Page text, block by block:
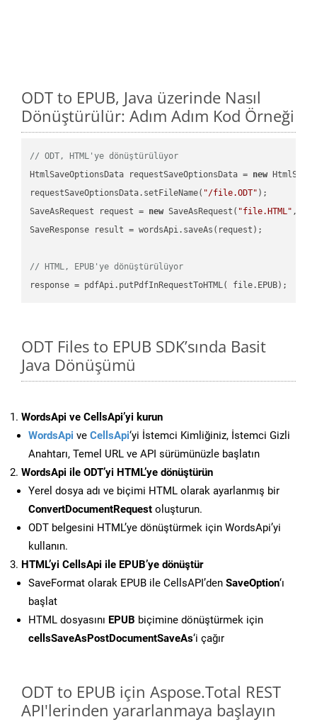
ODT to EPUB, Java üzerinde Nasıl
Dönüştürülür: Adım Adım Kod Örneği
// ODT, HTML'ye dönüştürülüyor
HtmlSaveOptionsData requestSaveOptionsData = new
requestSaveOptionsData.setFileName( "/file.ODT" );
SaveAsRequest request = new SaveAsRequest( "file.HTML"
SaveResponse result = wordsApi.saveAs(request);
// HTML, EPUB'ye dönüştürülüyor
ODT Files to EPUB SDK’sında Basit
Java Dönüşümü
WordsApi ve CellsApi’yi kurun
WordsApi ve CellsApi‘yi İstemci Kimliğiniz, İstemci Gizli
Anahtarı, Temel URL ve API sürümünüzle başlatın
WordsApi ile ODT’yi HTML’ye dönüştürün
Yerel dosya adı ve biçimi HTML olarak ayarlanmış bir
ConvertDocumentRequest oluşturun.
ODT belgesini HTML’ye dönüştürmek için WordsApi’yi
kullanın.
HTML’yi CellsApi ile EPUB’ye dönüştür
SaveFormat olarak EPUB ile CellsAPI’den SaveOption‘ı
başlat
HTML dosyasını EPUB biçimine dönüştürmek için
cellsSaveAsPostDocumentSaveAs‘i çağır
ODT to EPUB için Aspose.Total REST
API'lerinden yararlanmaya başlayın